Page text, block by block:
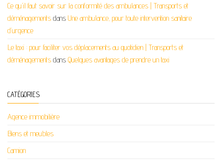
Ce qu'il faut savoir sur la conformité des ambulances | Transports et
déménagements dans Une ambulance, pour toute intervention sanitaire
d’urgence
Le taxi : pour faciliter vos déplacements au quotidien | Transports et
déménagements dans Quelques avantages de prendre un taxi
CATÉGORIES
Agence immobilière
Biens et meubles
Camion